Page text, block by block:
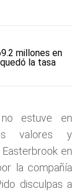
millones en
la tasa
estuve en
valores y
en
la compañía
disculpas a